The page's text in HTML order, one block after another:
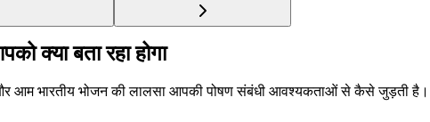
क्या बता रहा होगा
और आम भारतीय भोजन की लालसा आपकी पोषण संबंधी आवश्यकताओं से कैसे जुड़ती है।